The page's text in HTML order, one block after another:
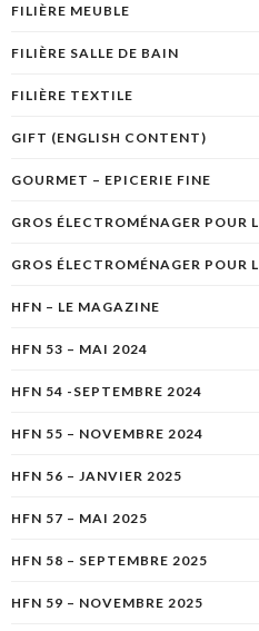
FILIÈRE MEUBLE
FILIÈRE SALLE DE BAIN
FILIÈRE TEXTILE
GIFT (ENGLISH CONTENT)
GOURMET – EPICERIE FINE
GROS ÉLECTROMÉNAGER POUR
GROS ÉLECTROMÉNAGER POUR
HFN – LE MAGAZINE
HFN 53 – MAI 2024
HFN 54 -SEPTEMBRE 2024
HFN 55 – NOVEMBRE 2024
HFN 56 – JANVIER 2025
HFN 57 – MAI 2025
HFN 58 – SEPTEMBRE 2025
HFN 59 – NOVEMBRE 2025